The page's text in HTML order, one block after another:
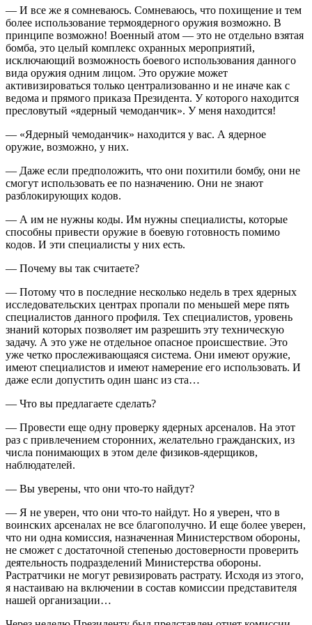
— И все же я сомневаюсь. Сомневаюсь, что похищение и тем
более использование термоядерного оружия возможно. В
принципе возможно! Военный атом — это не отдельно взятая
бомба, это целый комплекс охранных мероприятий,
исключающий возможность боевого использования данного
вида оружия одним лицом. Это оружие может
активизироваться только централизованно и не иначе как с
ведома и прямого приказа Президента. У которого находится
пресловутый «ядерный чемоданчик». У меня находится!
— «Ядерный чемоданчик» находится у вас. А ядерное
оружие, возможно, у них.
— Даже если предположить, что они похитили бомбу, они не
смогут использовать ее по назначению. Они не знают
разблокирующих кодов.
— А им не нужны коды. Им нужны специалисты, которые
способны привести оружие в боевую готовность помимо
кодов. И эти специалисты у них есть.
— Почему вы так считаете?
— Потому что в последние несколько недель в трех ядерных
исследовательских центрах пропали по меньшей мере пять
специалистов данного профиля. Тех специалистов, уровень
знаний которых позволяет им разрешить эту техническую
задачу. А это уже не отдельное опасное происшествие. Это
уже четко прослеживающаяся система. Они имеют оружие,
имеют специалистов и имеют намерение его использовать. И
даже если допустить один шанс из ста…
— Что вы предлагаете сделать?
— Провести еще одну проверку ядерных арсеналов. На этот
раз с привлечением сторонних, желательно гражданских, из
числа понимающих в этом деле физиков-ядерщиков,
наблюдателей.
— Вы уверены, что они что-то найдут?
— Я не уверен, что они что-то найдут. Но я уверен, что в
воинских арсеналах не все благополучно. И еще более уверен,
что ни одна комиссия, назначенная Министерством обороны,
не сможет с достаточной степенью достоверности проверить
деятельность подразделений Министерства обороны.
Растратчики не могут ревизировать растрату. Исходя из этого,
я настаиваю на включении в состав комиссии представителя
нашей организации…